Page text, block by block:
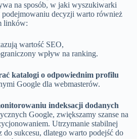
na sposób, w jaki wyszukiwarki
podejmowaniu decyzji warto również
linków:
wartość SEO,
wpływ na ranking.
katalogi o odpowiednim profilu
Google dla webmasterów.
indeksacji dodanych
Google, zwiększamy szanse na
Utrzymanie stabilnej
sukcesu, dlatego warto podejść do